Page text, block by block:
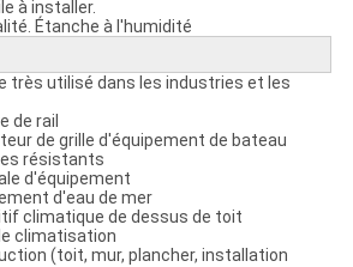
à installer.
Étanche à l'humidité
très utilisé dans les industries et les
de rail
de grille d'équipement de bateau
résistants
d'équipement
d'eau de mer
climatique de dessus de toit
climatisation
(toit, mur, plancher, installation